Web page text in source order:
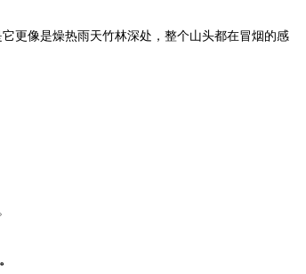
更像是燥热雨天竹林深处，整个山头都在冒烟的感